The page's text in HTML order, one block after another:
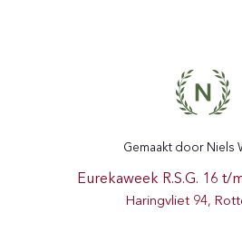
Gemaakt door Niels
Eurekaweek R.S.G. 16 t/
Haringvliet 94,